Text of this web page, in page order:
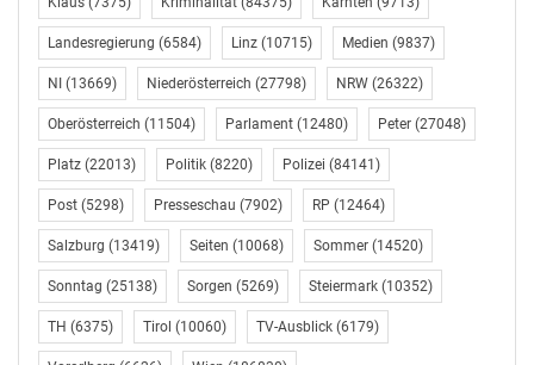
Landesregierung (6584) Linz (10715) Medien (9837)
NI (13669) Niederösterreich (27798) NRW (26322)
Oberösterreich (11504) Parlament (12480) Peter (27048)
Platz (22013) Politik (8220) Polizei (84141)
Post (5298) Presseschau (7902) RP (12464)
Salzburg (13419) Seiten (10068) Sommer (14520)
Sonntag (25138) Sorgen (5269) Steiermark (10352)
TH (6375) Tirol (10060) TV-Ausblick (6179)